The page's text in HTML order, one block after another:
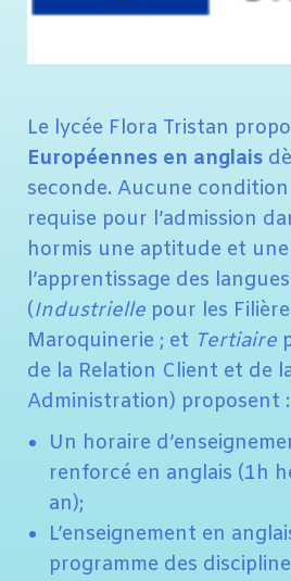
Le lycée Flora Tristan
Européennes en anglais
seconde. Aucune
requise pour l’admission
hormis une aptitude et
l’apprentissage des
(Industrielle pour les
Maroquinerie ; et Tertiaire
de la Relation Client et de
Administration) proposent :
Un horaire
renforcé en anglais (1h
an);
L’enseignement en
programme des